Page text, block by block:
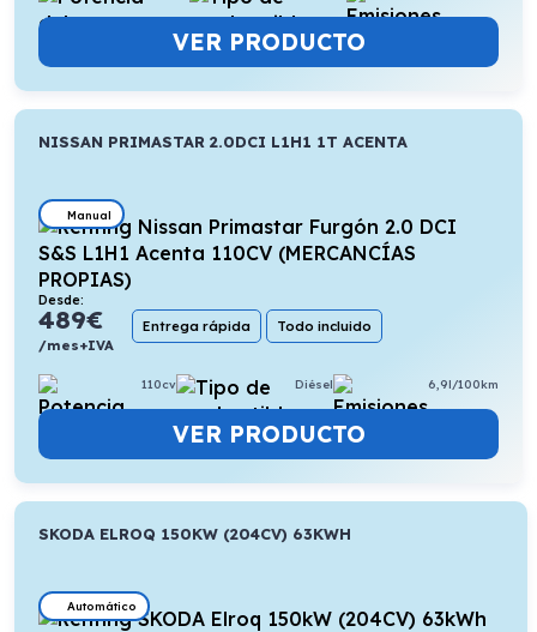
VER PRODUCTO
NISSAN PRIMASTAR 2.0DCI L1H1 1T ACENTA
Manual
Desde:
489€
/mes+IVA
Entrega rápida Todo incluido
110cv Diésel 6,9l/100km
VER PRODUCTO
SKODA ELROQ 150KW (204CV) 63KWH
Automático